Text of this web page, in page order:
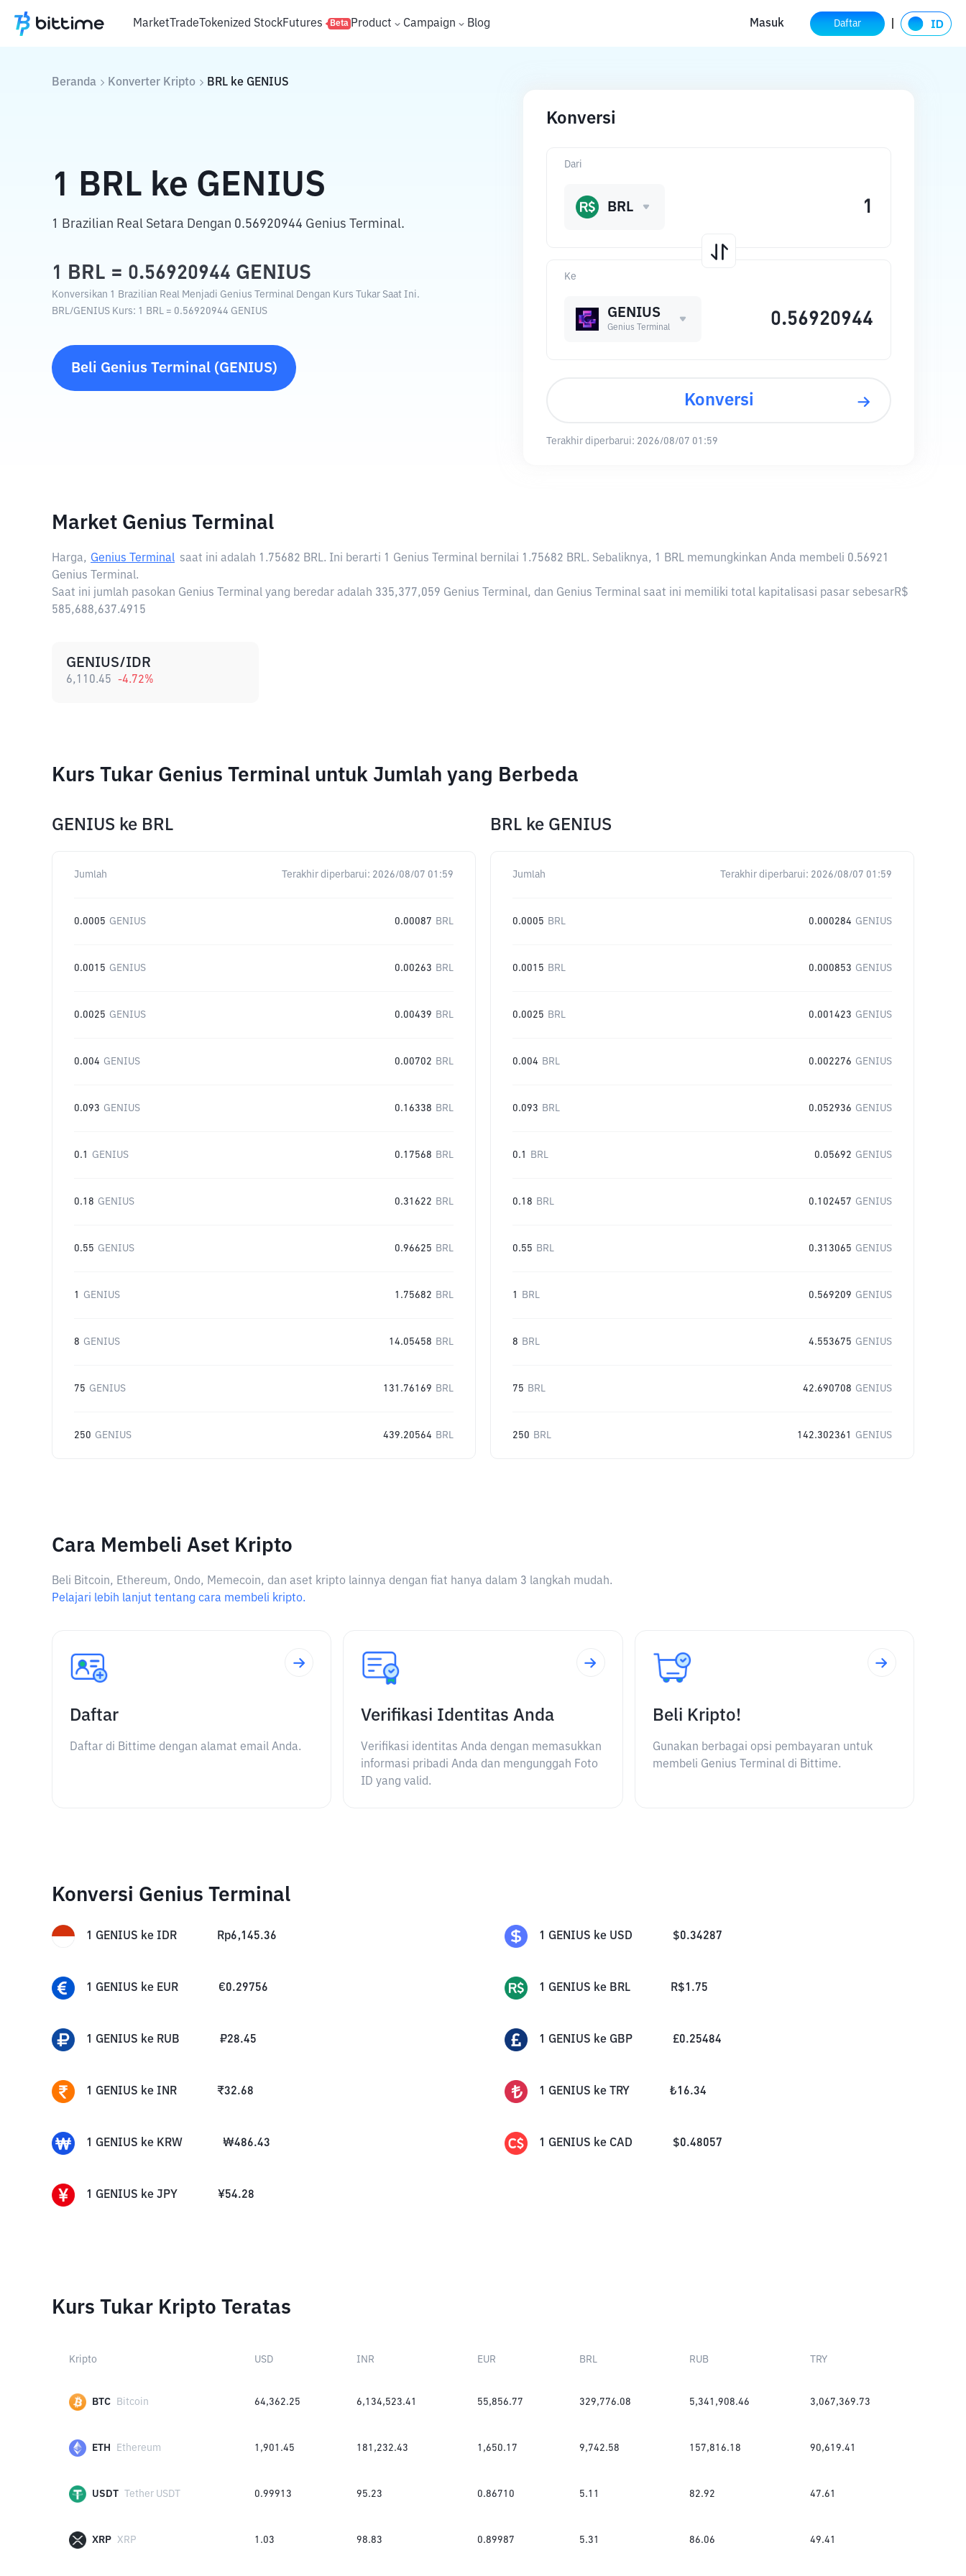
MarketTradeTokenized StockFutures Beta Product Campaign Blog Masuk Daftar
Beranda Konverter Kripto BRL ke GENIUS
1 BRL ke GENIUS
1 Brazilian Real Setara Dengan 0.56920944 Genius Terminal.
1 BRL = 0.56920944 GENIUS
Konversikan 1 Brazilian Real Menjadi Genius Terminal Dengan Kurs Tukar Saat Ini.
BRL/GENIUS Kurs: 1 BRL = 0.56920944 GENIUS
Beli Genius Terminal(GENIUS)
Konversi
Ke
GENIUS
Genius Terminal
Dari
BRL
Konversi
Terakhir diperbarui: 2026/08/07 01:59
Market Genius Terminal
Harga, Genius Terminal saat ini adalah 1.75682 BRL. Ini berarti 1 Genius Terminal bernilai 1.75682 BRL. Sebaliknya, 1 BRL memungkinkan Anda membeli 0.56921
Genius Terminal.
Saat ini jumlah pasokan Genius Terminal yang beredar adalah 335,377,059 Genius Terminal, dan Genius Terminal saat ini memiliki total kapitalisasi pasar sebesarR$
585,688,637.4915
GENIUS/IDR
6,110.45 -4.72%
Kurs Tukar Genius Terminal untuk Jumlah yang Berbeda
GENIUS ke BRL
Jumlah Terakhir diperbarui: 2026/08/07 01:59
0.0005 GENIUS 0.00087 BRL
0.0015 GENIUS 0.00263 BRL
0.0025 GENIUS 0.00439 BRL
0.004 GENIUS 0.00702 BRL
0.093 GENIUS 0.16338 BRL
0.1 GENIUS 0.17568 BRL
0.18 GENIUS 0.31622 BRL
0.55 GENIUS 0.96625 BRL
1 GENIUS 1.75682 BRL
8 GENIUS 14.05458 BRL
75 GENIUS 131.76169 BRL
250 GENIUS 439.20564 BRL
BRL ke GENIUS
Jumlah Terakhir diperbarui: 2026/08/07 01:59
0.0005 BRL 0.000284 GENIUS
0.0015 BRL 0.000853 GENIUS
0.0025 BRL 0.001423 GENIUS
0.004 BRL 0.002276 GENIUS
0.093 BRL 0.052936 GENIUS
0.1 BRL 0.05692 GENIUS
0.18 BRL 0.102457 GENIUS
0.55 BRL 0.313065 GENIUS
1 BRL 0.569209 GENIUS
8 BRL 4.553675 GENIUS
75 BRL 42.690708 GENIUS
250 BRL 142.302361 GENIUS
Cara Membeli Aset Kripto
Beli Bitcoin, Ethereum, Ondo, Memecoin, dan aset kripto lainnya dengan fiat hanya dalam 3 langkah mudah.
Pelajari lebih lanjut tentang cara membeli kripto.
Daftar
Daftar di Bittime dengan alamat email Anda.
Verifikasi Identitas Anda
Verifikasi identitas Anda dengan memasukkan
informasi pribadi Anda dan mengunggah Foto
ID yang valid.
Beli Kripto!
Gunakan berbagai opsi pembayaran untuk
membeli Genius Terminal di Bittime.
Konversi Genius Terminal
1 GENIUS ke IDR Rp6,145.36 1 GENIUS ke USD $0.34287
1 GENIUS ke EUR €0.29756 1 GENIUS ke BRL R$1.75
1 GENIUS ke RUB ₽28.45 1 GENIUS ke GBP £0.25484
1 GENIUS ke INR ₹32.68 1 GENIUS ke TRY ₺16.34
1 GENIUS ke KRW ₩486.43 1 GENIUS ke CAD $0.48057
1 GENIUS ke JPY ¥54.28
Kurs Tukar Kripto Teratas
Kripto USD INR EUR BRL RUB TRY
BTC Bitcoin 64,362.25 6,134,523.41 55,856.77 329,776.08 5,341,908.46 3,067,369.73
ETH Ethereum 1,901.45 181,232.43 1,650.17 9,742.58 157,816.18 90,619.41
USDT Tether USDT 0.99913 95.23 0.86710 5.11 82.92 47.61
XRP XRP 1.03 98.83 0.89987 5.31 86.06 49.41